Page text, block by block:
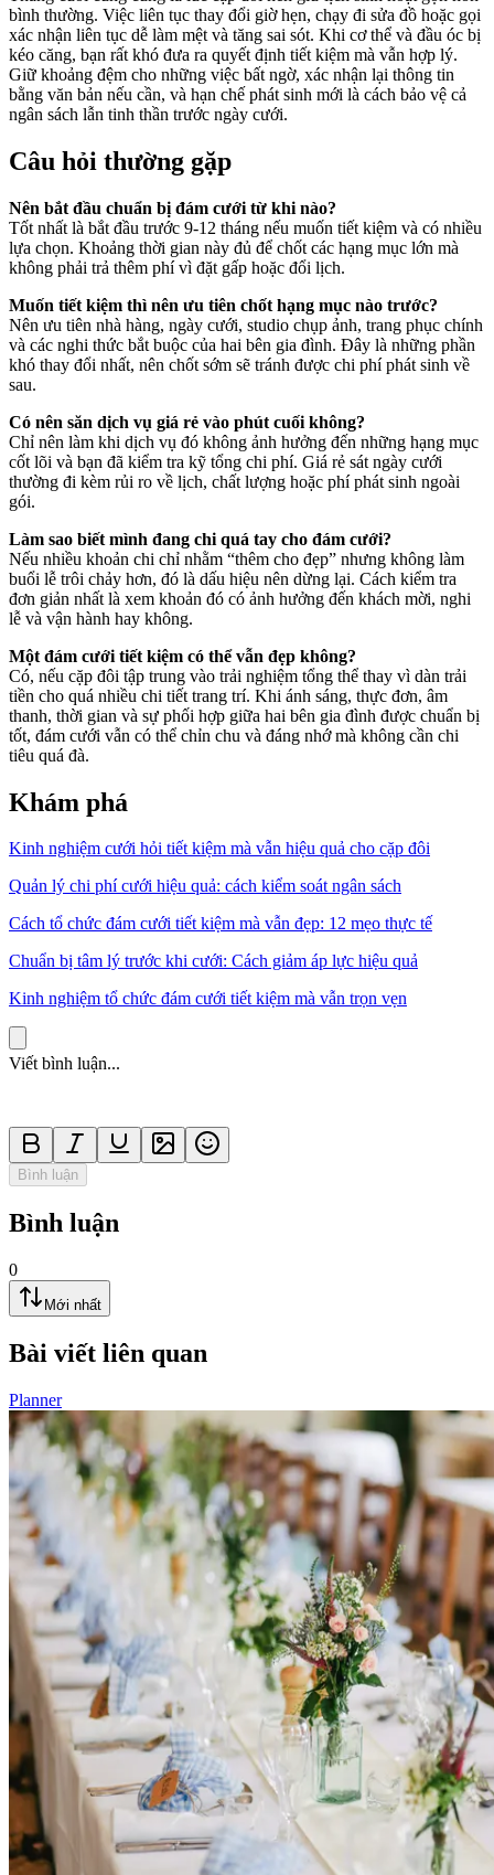
bình thường. Việc liên tục thay đổi giờ hẹn, chạy đi sửa đồ hoặc gọi
xác nhận liên tục dễ làm mệt và tăng sai sót. Khi cơ thể và đầu óc bị
kéo căng, bạn rất khó đưa ra quyết định tiết kiệm mà vẫn hợp lý.
Giữ khoảng đệm cho những việc bất ngờ, xác nhận lại thông tin
bằng văn bản nếu cần, và hạn chế phát sinh mới là cách bảo vệ cả
ngân sách lẫn tinh thần trước ngày cưới.
Câu hỏi thường gặp
Nên bắt đầu chuẩn bị đám cưới từ khi nào?
Tốt nhất là bắt đầu trước 9-12 tháng nếu muốn tiết kiệm và có nhiều
lựa chọn. Khoảng thời gian này đủ để chốt các hạng mục lớn mà
không phải trả thêm phí vì đặt gấp hoặc đổi lịch.
Muốn tiết kiệm thì nên ưu tiên chốt hạng mục nào trước?
Nên ưu tiên nhà hàng, ngày cưới, studio chụp ảnh, trang phục chính
và các nghi thức bắt buộc của hai bên gia đình. Đây là những phần
khó thay đổi nhất, nên chốt sớm sẽ tránh được chi phí phát sinh về
sau.
Có nên săn dịch vụ giá rẻ vào phút cuối không?
Chỉ nên làm khi dịch vụ đó không ảnh hưởng đến những hạng mục
cốt lõi và bạn đã kiểm tra kỹ tổng chi phí. Giá rẻ sát ngày cưới
thường đi kèm rủi ro về lịch, chất lượng hoặc phí phát sinh ngoài
gói.
Làm sao biết mình đang chi quá tay cho đám cưới?
Nếu nhiều khoản chi chỉ nhằm “thêm cho đẹp” nhưng không làm
buổi lễ trôi chảy hơn, đó là dấu hiệu nên dừng lại. Cách kiểm tra
đơn giản nhất là xem khoản đó có ảnh hưởng đến khách mời, nghi
lễ và vận hành hay không.
Một đám cưới tiết kiệm có thể vẫn đẹp không?
Có, nếu cặp đôi tập trung vào trải nghiệm tổng thể thay vì dàn trải
tiền cho quá nhiều chi tiết trang trí. Khi ánh sáng, thực đơn, âm
thanh, thời gian và sự phối hợp giữa hai bên gia đình được chuẩn bị
tốt, đám cưới vẫn có thể chỉn chu và đáng nhớ mà không cần chi
tiêu quá đà.
Khám phá
Kinh nghiệm cưới hỏi tiết kiệm mà vẫn hiệu quả cho cặp đôi
Quản lý chi phí cưới hiệu quả: cách kiểm soát ngân sách
Cách tổ chức đám cưới tiết kiệm mà vẫn đẹp: 12 mẹo thực tế
Chuẩn bị tâm lý trước khi cưới: Cách giảm áp lực hiệu quả
Kinh nghiệm tổ chức đám cưới tiết kiệm mà vẫn trọn vẹn
Viết bình luận...
Bình luận
Bình luận
0
Mới nhất
Bài viết liên quan
Planner